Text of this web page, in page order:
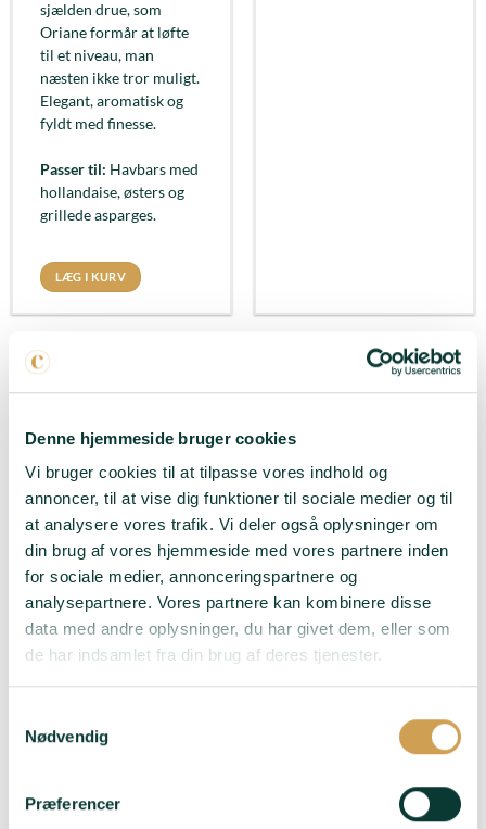
Denne hjemmeside bruger cookies
Vi bruger cookies til at tilpasse vores indhold og
annoncer, til at vise dig funktioner til sociale medier og til
at analysere vores trafik. Vi deler også oplysninger om
din brug af vores hjemmeside med vores partnere inden
for sociale medier, annonceringspartnere og
analysepartnere. Vores partnere kan kombinere disse
data med andre oplysninger, du har givet dem, eller som
de har indsamlet fra din brug af deres tjenester.
Nødvendig
Præferencer
sjælden drue, som
Oriane formår at løfte
til et niveau, man
næsten ikke tror muligt.
Elegant, aromatisk og
fyldt med finesse.
Passer til: Havbars med
hollandaise, østers og
grillede asparges.
LÆG I KURV
Charles Heidsieck
Rosé Reserve
Druer: 40% Pinot Noir,
Chardonnay - 6% Pinot
Collery – Blanc de
Noirs
445,00
Druer: 100% Pinot Noir
: På grund af lang
lagring er denne Blanc
andengæringen på